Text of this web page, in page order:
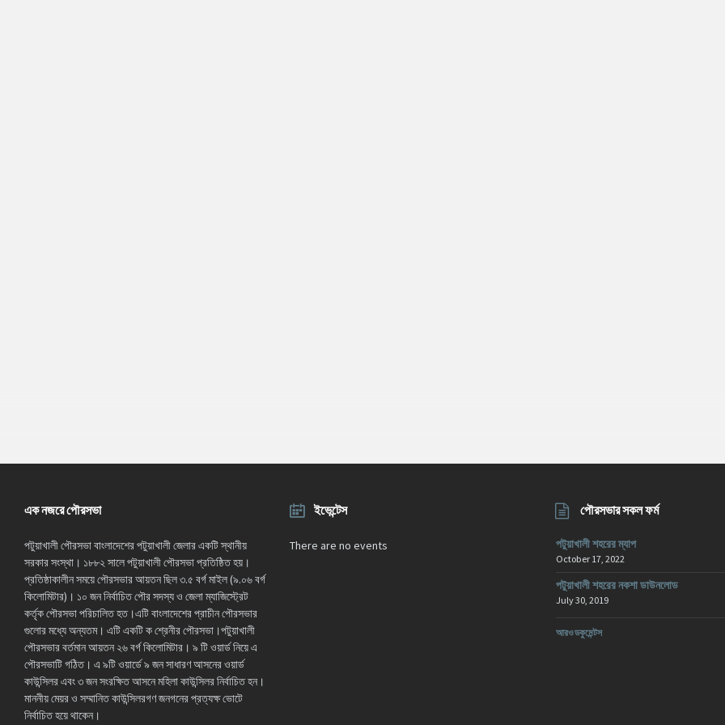
এক নজরে পৌরসভা
পটুয়াখালী পৌরসভা বাংলাদেশের পটুয়াখালী জেলার একটি স্থানীয়
সরকার সংস্থা। ১৮৮২ সালে পটুয়াখালী পৌরসভা প্রতিষ্ঠিত হয়।
প্রতিষ্ঠাকালীন সময়ে পৌরসভার আয়তন ছিল ৩.৫ বর্গ মাইল (৯.০৬ বর্গ
কিলোমিটার)। ১০ জন নির্বাচিত পৌর সদস্য ও জেলা ম্যাজিস্ট্রেট
কর্তৃক পৌরসভা পরিচালিত হত।এটি বাংলাদেশের প্রাচীন পৌরসভার
গুলোর মধ্যে অন্যতম। এটি একটি ক শ্রেনীর পৌরসভা।পটুয়াখালী
পৌরসভার বর্তমান আয়তন ২৬ বর্গ কিলোমিটার। ৯ টি ওয়ার্ড নিয়ে এ
পৌরসভাটি গঠিত। এ ৯টি ওয়ার্ডে ৯ জন সাধারণ আসনের ওয়ার্ড
কাউন্সিলর এবং ৩ জন সংরক্ষিত আসনে মহিলা কাউন্সিলর নির্বাচিত হন।
মাননীয় মেয়র ও সম্মানিত কাউন্সিলরগণ জনগনের প্রত্যক্ষ ভোটে
নির্বাচিত হয়ে থাকেন।
ইভেন্টেস
There are no events
পৌরসভার সকল ফর্ম
পটুয়াখালী শহরের ম্যাপ
October 17, 2022
পটুয়াখালী শহরের নকশা ডাউনলোড
July 30, 2019
আরও ডকুমেন্টস